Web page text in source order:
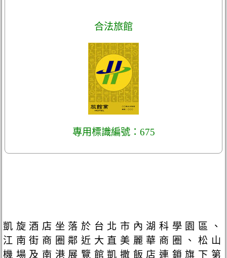
合法旅館
專用標識編號：675
凱旋酒店坐落於台北市內湖科學園區、
江南街商圈鄰近大直美麗華商圈、松山
機場及南港展覽館凱撒飯店連鎖旗下第